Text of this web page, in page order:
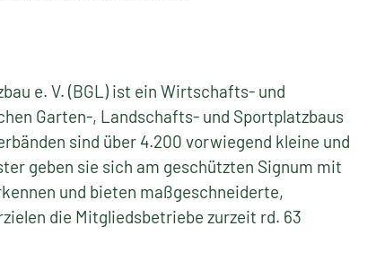
e. V. (BGL) ist ein Wirtschafts- und
Garten-, Landschafts- und Sportplatzbaus
sind über 4.200 vorwiegend kleine und
geben sie sich am geschützten Signum mit
und bieten maßgeschneiderte,
die Mitgliedsbetriebe zurzeit rd. 63